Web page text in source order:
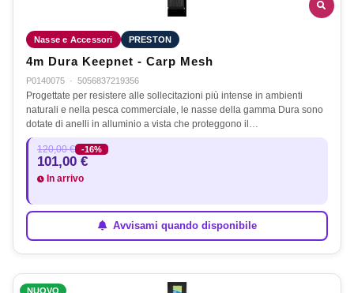
Nasse e Accessori PRESTON
4m Dura Keepnet - Carp Mesh
P0140075 · 5056837219356
Progettate per resistere alle sollecitazioni più intense in ambienti
naturali e nella pesca commerciale, le nasse della gamma Dura sono
dotate di anelli in alluminio a vista che proteggono il…
120,00 € -16%
101,00 €
In arrivo
Avvisami quando disponibile
NUOVO